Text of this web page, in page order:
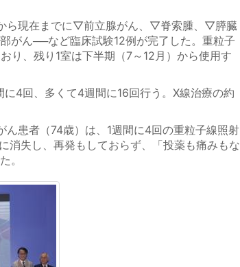
ら現在までに▽前立腺がん、▽脊索腫、▽膵臓
ん──など臨床試験12例が完了した。重粒子
り、残り1室は下半期（7～12月）から使用す
4回、多くて4週間に16回行う。X線治療の約
患者（74歳）は、1週間に4回の重粒子線照射
消失し、再発もしておらず、「投薬も痛みもな
。